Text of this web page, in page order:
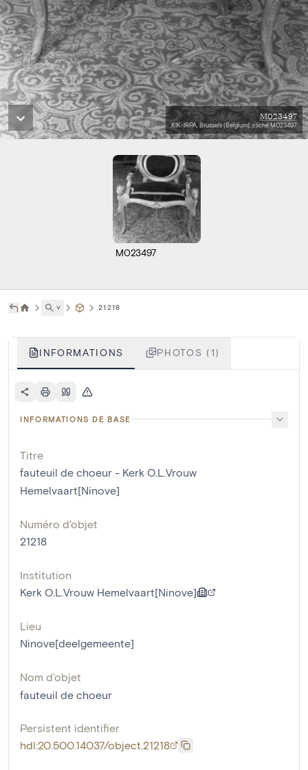
M023497
KIK-IRPA, Brussels (Belgium), cliché M023497
M023497
˅ 21218
INFORMATIONS PHOTOS (1)
INFORMATIONS DE BASE
Titre
fauteuil de choeur - Kerk O.L.Vrouw
Hemelvaart[Ninove]
Numéro d'objet
21218
Institution
Kerk O.L.Vrouw Hemelvaart[Ninove]
Lieu
Ninove[deelgemeente]
Nom d'objet
fauteuil de choeur
Persistent identifier
hdl:20.500.14037/object.21218